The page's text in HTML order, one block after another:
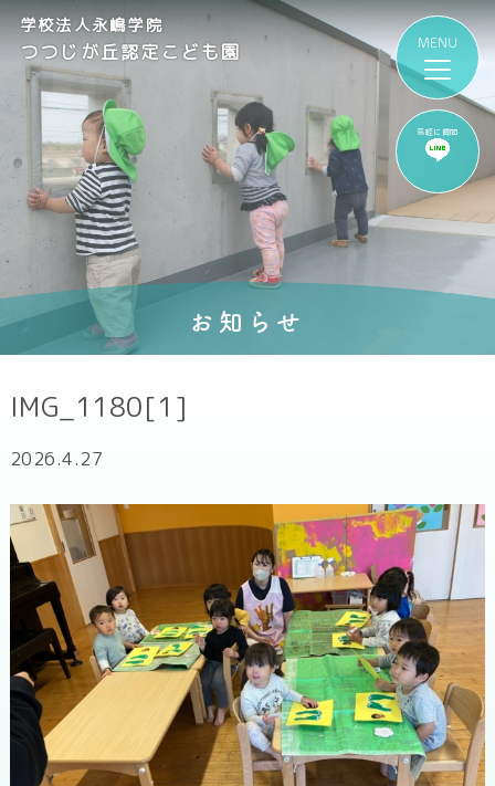
気軽に質問
学校法人永嶋学院
つつじが丘認定こども園
お知らせ
IMG_1180[1]
2026.4.27